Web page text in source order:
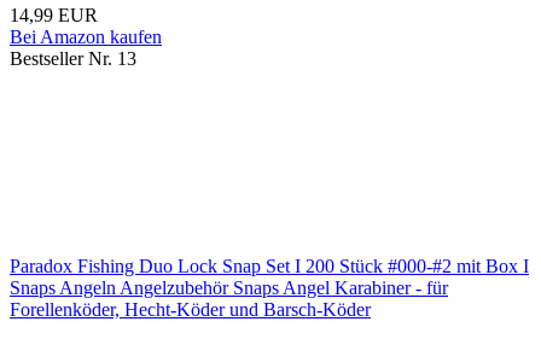
14,99 EUR
Bei Amazon kaufen
Bestseller Nr. 13
Paradox Fishing Duo Lock Snap Set I 200 Stück #000-#2 mit Box I
Snaps Angeln Angelzubehör Snaps Angel Karabiner - für
Forellenköder, Hecht-Köder und Barsch-Köder